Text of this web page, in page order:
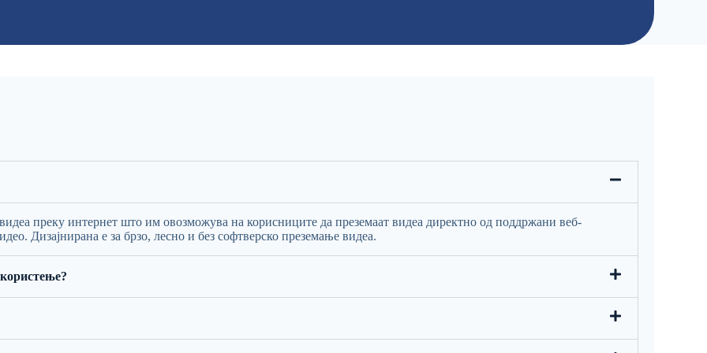
преку интернет што им овозможува на корисниците да преземаат видеа директно од поддржани веб-
Дизајнирана е за брзо, лесно и без софтверско преземање видеа.